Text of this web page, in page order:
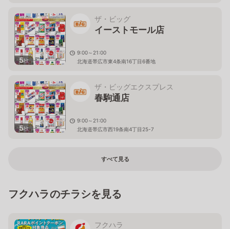
5枚
ザ・ビッグ
イーストモール店
9:00～21:00
北海道帯広市東4条南16丁目6番地
5枚
ザ・ビッグエクスプレス
春駒通店
9:00～21:00
北海道帯広市西19条南4丁目25-7
すべて見る
フクハラのチラシを見る
フクハラ